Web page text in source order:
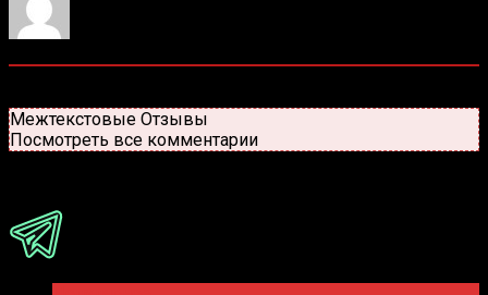
Межтекстовые Отзывы
Посмотреть все комментарии